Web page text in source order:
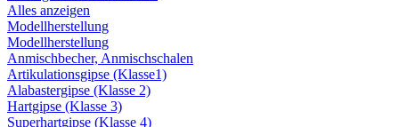
Alles anzeigen
Modellherstellung
Modellherstellung
Anmischbecher, Anmischschalen
Artikulationsgipse (Klasse1)
Alabastergipse (Klasse 2)
Hartgipse (Klasse 3)
Superhartgipse (Klasse 4)